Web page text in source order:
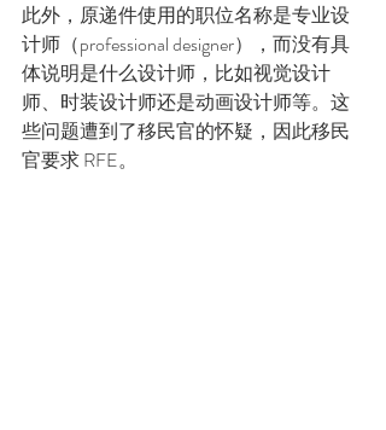
此外，原递件使用的职位名称是专业设
计师（professional designer），而没有具
体说明是什么设计师，比如视觉设计
师、时装设计师还是动画设计师等。这
些问题遭到了移民官的怀疑，因此移民
官要求 RFE。